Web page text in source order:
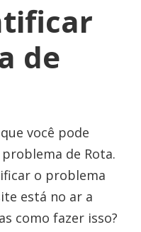
de
você pode
de Rota.
o problema
está no ar a
como fazer isso?